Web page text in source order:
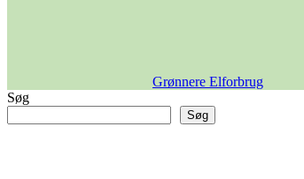
Grønnere Elforbrug
Søg
Søg